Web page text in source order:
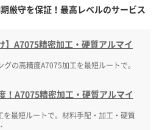
厳守を保証！最高レベルのサービス
】A7075精密加工・硬質アルマイ
の高精度A7075加工を最短ルートで。
！A7075精密加工・硬質アルマイ
を最短ルートで。材料手配・加工・硬質